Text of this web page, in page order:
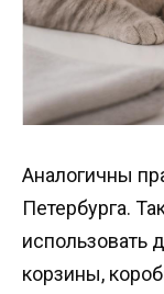
Аналогичны
Петербурга.
использовать
корзины,